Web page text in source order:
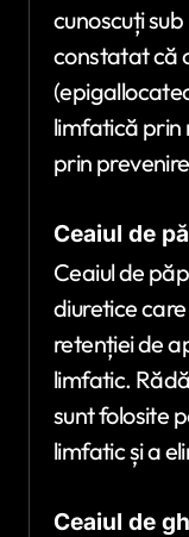
cunoscuți
constatat că
limfatică prin
prin
Ceaiul de
Ceaiul de
diuretice
retenției de
limfatic.
sunt folosite
limfatic și a
Ceaiul de